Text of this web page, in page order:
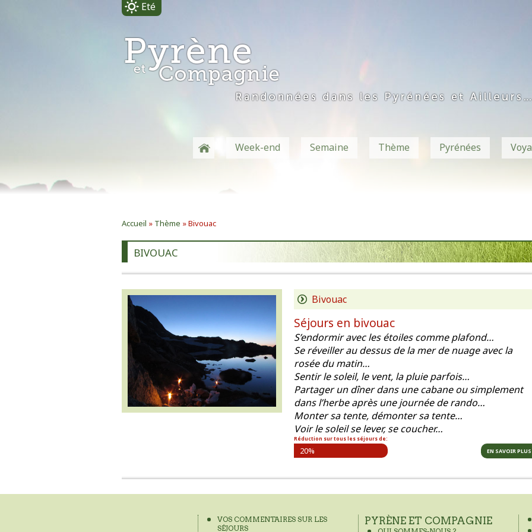
- Week-end Semaine Thème Pyrénées
Accueil » Thème » Bivouac
BIVOUAC
Bivouac
Séjours en bivouac
S’endormir avec les étoiles comme plafond…
Se réveiller au dessus de la mer de nuage avec la
rosée du matin…
Sentir le soleil, le vent, la pluie parfois…
Partager un dîner dans une cabane ou simplement
dans l’herbe après une journée de rando…
Monter sa tente, démonter sa tente…
Voir le soleil se lever, se coucher…
Réduction sur tous les séjours de:
20% EN SAVOIR PLUS
VOS COMMENTAIRES SUR LES
SÉJOURS
PYRÈNE ET COMPAGNIE
Eté